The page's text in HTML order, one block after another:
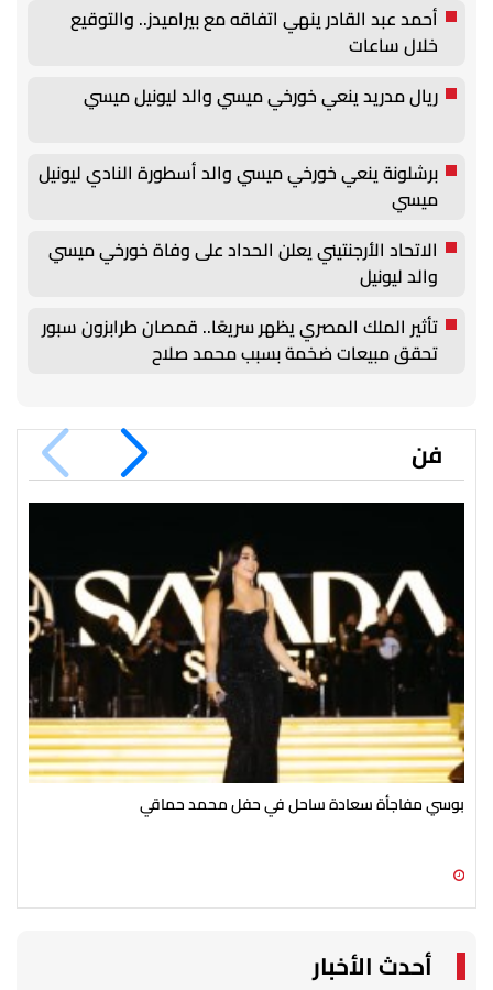
أحمد عبد القادر ينهي اتفاقه مع بيراميدز.. والتوقيع
خلال ساعات
ريال مدريد ينعي خورخي ميسي والد ليونيل ميسي
برشلونة ينعي خورخي ميسي والد أسطورة النادي ليونيل
ميسي
الاتحاد الأرجنتيني يعلن الحداد على وفاة خورخي ميسي
والد ليونيل
تأثير الملك المصري يظهر سريعًا.. قمصان طرابزون سبور
تحقق مبيعات ضخمة بسبب محمد صلاح
فن
بوسي مفاجأة سعادة ساحل في حفل محمد حماقي
أحدث الأخبار